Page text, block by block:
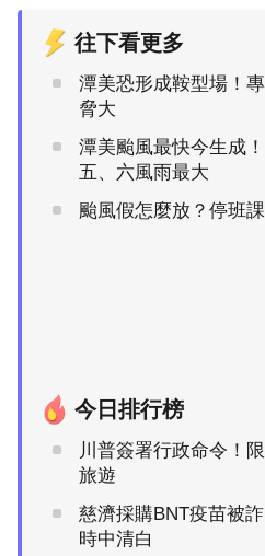
往下看更多
潭美恐形成鞍型場！
脅大
潭美颱風最快今生成
五、六風雨最大
颱風假怎麼放？停班
今日排行榜
川普簽署行政命令！
旅遊
慈濟採購BNT疫苗被
時中清白